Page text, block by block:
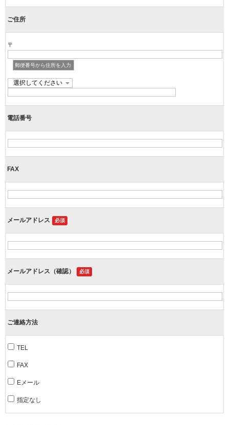
ご住所
〒
郵便番号から住所を入力
電話番号
FAX
メールアドレス 必須
メールアドレス（確認） 必須
ご連絡方法
TEL
FAX
Eメール
指定なし